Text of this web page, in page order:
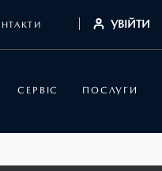
УВІЙТИ
СЕРВІС ПОСЛУГИ